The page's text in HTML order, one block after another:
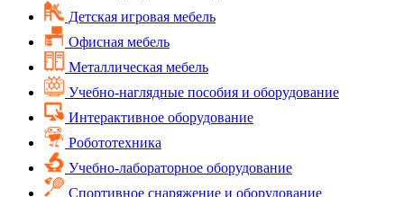
Детская игровая мебель
Офисная мебель
Металлическая мебель
Учебно-наглядные пособия и оборудование
Интерактивное оборудование
Робототехника
Учебно-лабораторное оборудование
Спортивное снаряжение и оборудование